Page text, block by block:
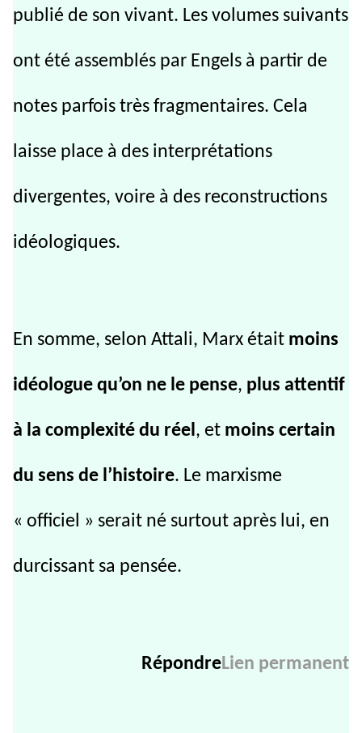
publié de son vivant. Les volumes suivants
ont été assemblés par Engels à partir de
notes parfois très fragmentaires. Cela
laisse place à des interprétations
divergentes, voire à des reconstructions
idéologiques.
En somme, selon Attali, Marx était moins
idéologue qu’on ne le pense, plus attentif
à la complexité du réel, et moins certain
du sens de l’histoire. Le marxisme
« officiel » serait né surtout après lui, en
durcissant sa pensée.
RépondreLien permanent